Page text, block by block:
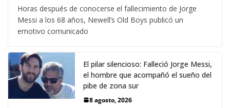
Horas después de conocerse el fallecimiento de Jorge
Messi a los 68 años, Newell’s Old Boys publicó un
emotivo comunicado
El pilar silencioso: Falleció Jorge Messi,
el hombre que acompañó el sueño del
pibe de zona sur
8 agosto, 2026